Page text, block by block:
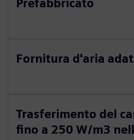
Prefabbricato
Fornitura d'aria
Trasferimento del
fino a 250 W/m3